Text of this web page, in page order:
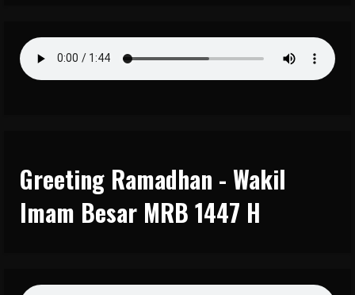
Greeting Ramadhan - Wakil
Imam Besar MRB 1447 H